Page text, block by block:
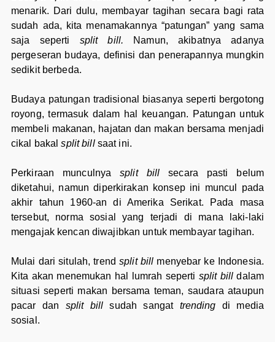
menarik. Dari dulu, membayar tagihan secara bagi rata
sudah ada, kita menamakannya “patungan” yang sama
saja seperti split bill.
Namun, akibatnya adanya
pergeseran budaya, definisi dan penerapannya mungkin
sedikit berbeda.
Budaya patungan tradisional biasanya seperti bergotong
royong, termasuk dalam hal keuangan. Patungan untuk
membeli makanan, hajatan dan makan bersama menjadi
cikal bakalsplit bill saat ini.
Perkiraan munculnyasplit bill secara pasti belum
diketahui, namun diperkirakan konsep ini muncul pada
akhir tahun 1960-an di Amerika Serikat. Pada masa
tersebut, norma sosial yang terjadi di mana laki-laki
mengajak kencan diwajibkan untuk membayar tagihan.
Mulai dari situlah, trendsplit bill menyebar ke Indonesia.
Kita akan menemukan hal lumrah seperti split bill dalam
situasi seperti makan bersama teman, saudara ataupun
pacar dan split bill sudah sangat trending di media
sosial.